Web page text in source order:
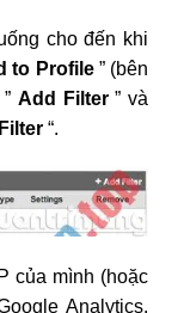
cho đến khi
to Profile ” (bên
Add Filter” và
“.
của mình (hoặc
Analytics.